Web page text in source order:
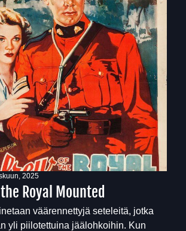
2025
Royal Mounted
väärennettyjä seteleitä, jotka
yli piilotettuina jäälohkoihin. Kun